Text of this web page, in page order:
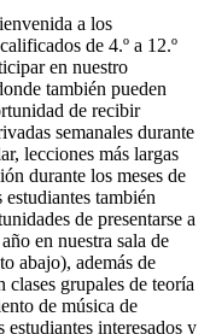
a los
de 4.º a 12.º
en nuestro
también pueden
de recibir
semanales durante
lecciones más largas
durante los meses de
también
de presentarse a
en nuestra sala de
abajo), además de
clases grupales de teoría
de música de
estudiantes interesados y